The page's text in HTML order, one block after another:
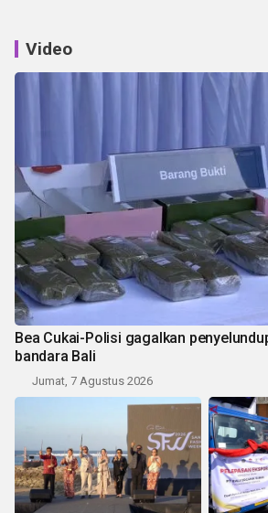
Video
Bea Cukai-Polisi gagalkan
bandara Bali
Jumat, 7 Agustus 2026